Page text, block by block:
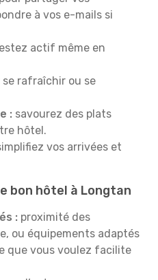
à vos e-mails si
actif même en
se rafraîchir ou se
: savourez des plats
hôtel.
vos arrivées et
bon hôtel à Longtan
: proximité des
ou équipements adaptés
que vous voulez facilite